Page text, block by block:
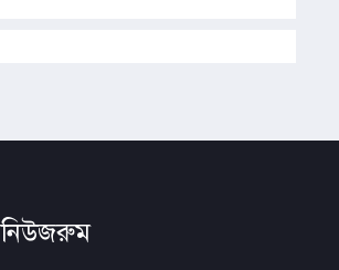
নিউজরুম